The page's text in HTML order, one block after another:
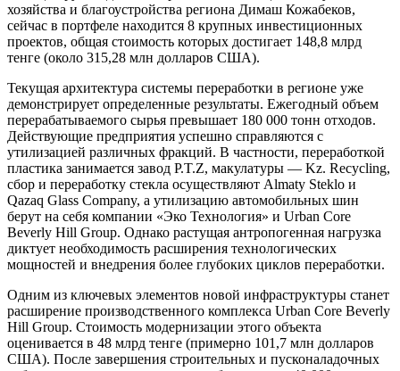
хозяйства и благоустройства региона Димаш Кожабеков,
сейчас в портфеле находится 8 крупных инвестиционных
проектов, общая стоимость которых достигает 148,8 млрд
тенге (около 315,28 млн долларов США).
Текущая архитектура системы переработки в регионе уже
демонстрирует определенные результаты. Ежегодный объем
перерабатываемого сырья превышает 180 000 тонн отходов.
Действующие предприятия успешно справляются с
утилизацией различных фракций. В частности, переработкой
пластика занимается завод P.T.Z, макулатуры — Kz. Recycling,
сбор и переработку стекла осуществляют Almaty Steklo и
Qazaq Glass Company, а утилизацию автомобильных шин
берут на себя компании «Эко Технология» и Urban Core
Beverly Hill Group. Однако растущая антропогенная нагрузка
диктует необходимость расширения технологических
мощностей и внедрения более глубоких циклов переработки.
Одним из ключевых элементов новой инфраструктуры станет
расширение производственного комплекса Urban Core Beverly
Hill Group. Стоимость модернизации этого объекта
оценивается в 48 млрд тенге (примерно 101,7 млн долларов
США). После завершения строительных и пусконаладочных